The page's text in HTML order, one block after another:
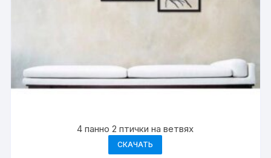
4 панно 2 птички на ветвях
СКАЧАТЬ